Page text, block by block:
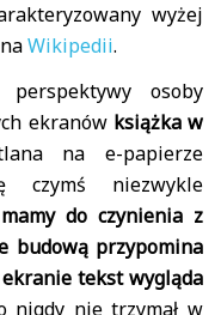
wyżej
Wikipedii.
osoby
ekranów książka w
na e-papierze
czymś niezwykle
do czynienia z
budową przypomina
tekst wygląda
nigdy nie trzymał w